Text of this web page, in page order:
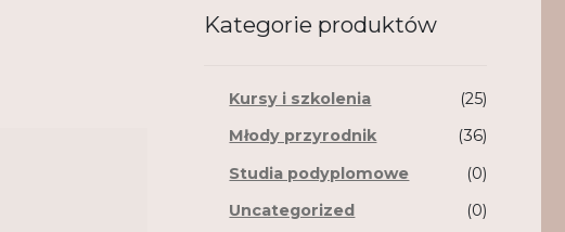
Kategorie produktów
Kursy i szkolenia
(25)
Młody przyrodnik
(36)
Studia podyplomowe
(0)
Uncategorized
(0)